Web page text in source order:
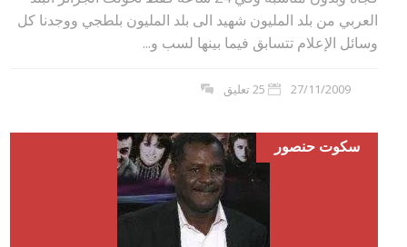
العربي من بلد المليون شهيد الى بلد المليون بلطجي ووجدنا كل
وسائل الإعلام تتسابق فيما بينها لسب و...
27/11/2009 25 تعليق
سكوت حنصور